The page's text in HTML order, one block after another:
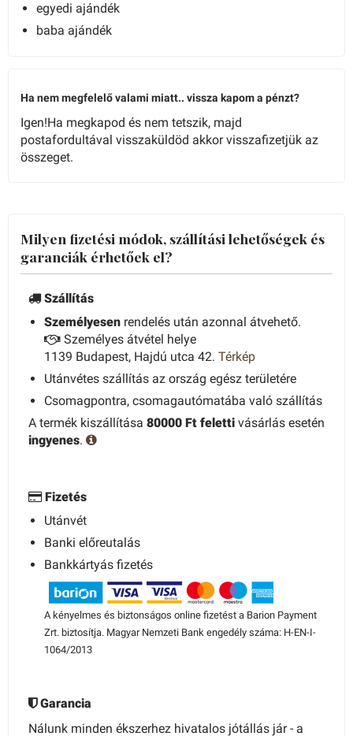
egyedi ajándék
baba ajándék
Ha nem megfelelő valami miatt.. vissza kapom a pénzt?
Igen!Ha megkapod és nem tetszik, majd
postafordultával visszaküldöd akkor visszafizetjük az
összeget.
Milyen fizetési módok, szállítási lehetőségek és
garanciák érhetőek el?
Szállítás
Személyesen rendelés után azonnal átvehető.
Személyes átvétel helye
1139 Budapest, Hajdú utca 42. Térkép
Utánvétes szállítás az ország egész területére
Csomagpontra, csomagautómatába való szállítás
A termék kiszállítása 80000 Ft feletti vásárlás esetén
ingyenes.
Fizetés
Utánvét
Banki előreutalás
Bankkártyás fizetés
A kényelmes és biztonságos online fizetést a Barion Payment
Zrt. biztosítja. Magyar Nemzeti Bank engedély száma: H-EN-I-
1064/2013
Garancia
Nálunk minden ékszerhez hivatalos jótállás jár - a